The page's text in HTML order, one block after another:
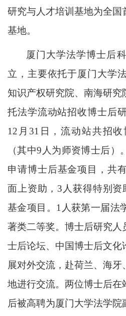
研究与人才培训基地为全国
基地。
厦门大学法学博士后
立，主要依托于厦门大学
知识产权研究院、南海研究
托法学流动站招收博士后
12月31日，流动站共招
（其中9人为师资博士后）
申请博士后基金项目，共
面上资助， 3人获得特别资
基金项目 。 1人获第一届法
著类二等奖。博士后研究人
士后论坛、中国博士后文化
展对外交流，赴荷兰、海
地进行交流。两位博士后在
后被高聘为厦门大学法学院